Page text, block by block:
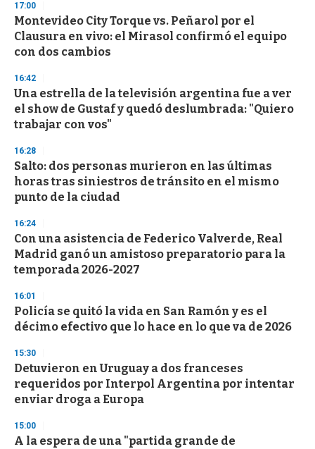
d
s
o
f
3
s
e
c
o
n
17:00
Montevideo City Torque vs. Peñarol por el
Clausura en vivo: el Mirasol confirmó el equipo
con dos cambios
16:42
Una estrella de la televisión argentina fue a ver
el show de Gustaf y quedó deslumbrada: "Quiero
trabajar con vos"
16:28
Salto: dos personas murieron en las últimas
horas tras siniestros de tránsito en el mismo
punto de la ciudad
16:24
Con una asistencia de Federico Valverde, Real
Madrid ganó un amistoso preparatorio para la
temporada 2026-2027
16:01
Policía se quitó la vida en San Ramón y es el
décimo efectivo que lo hace en lo que va de 2026
15:30
Detuvieron en Uruguay a dos franceses
requeridos por Interpol Argentina por intentar
enviar droga a Europa
15:00
A la espera de una "partida grande de